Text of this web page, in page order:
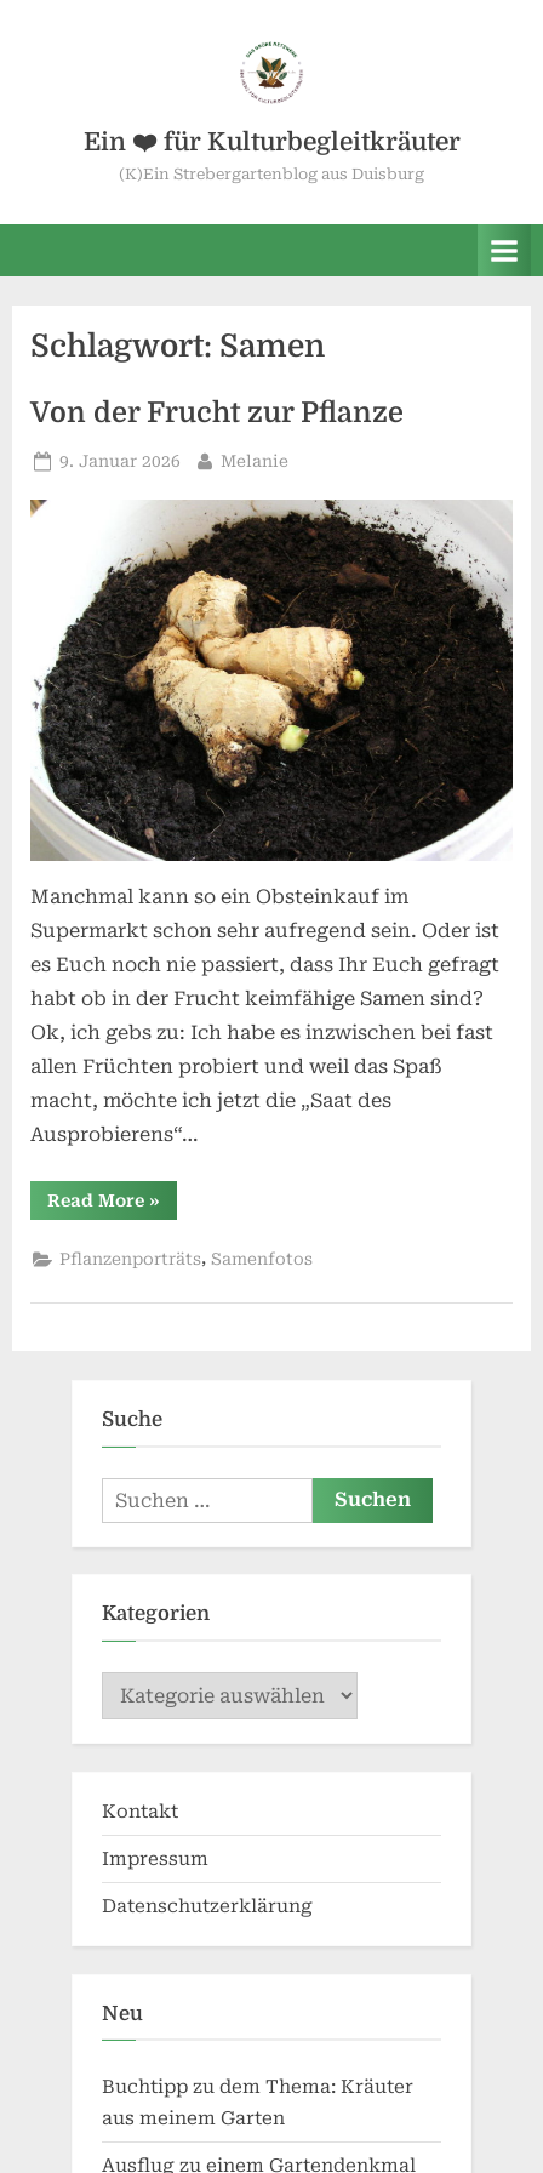
Ein ❤️ für Kulturbegleitkräuter
(K)Ein Strebergartenblog aus Duisburg
Schlagwort: Samen
Von der Frucht zur Pflanze
Posted
9. Januar 2026 By
Melanie
Manchmal kann so ein Obsteinkauf im
Supermarkt schon sehr aufregend sein. Oder ist
es Euch noch nie passiert, dass Ihr Euch gefragt
habt ob in der Frucht keimfähige Samen sind?
Ok, ich gebs zu: Ich habe es inzwischen bei fast
allen Früchten probiert und weil das Spaß
macht, möchte ich jetzt die „Saat des
Ausprobierens“…
Read More“Von
der
zur
Pflanze”
»
Pflanzenporträts, Samenfotos
Suche
Suchen
nach:
Kategorien
Kategorien
Kontakt
Impressum
Datenschutzerklärung
Neu
Buchtipp zu dem Thema: Kräuter
aus meinem Garten
Ausflug zu einem Gartendenkmal